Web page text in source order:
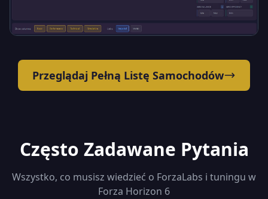
Przeglądaj Pełną Listę Samochodów
Często Zadawane Pytania
Wszystko, co musisz wiedzieć o ForzaLabs i tuningu w
Forza Horizon 6